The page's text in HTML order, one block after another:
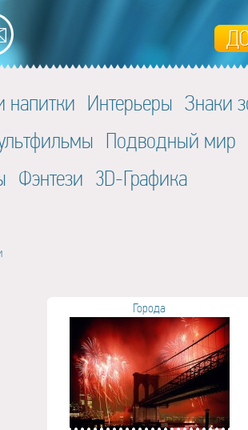
напитки Интерьеры Знаки
Подводный мир
Фэнтези 3D-Графика
Города